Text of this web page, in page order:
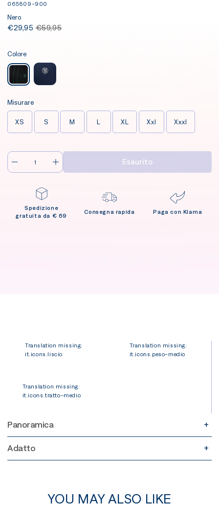
065809-900
Nero
€29,95 €59,95
Colore
Misurare
XS S M L XL Xxl Xxxl
Esaurito
Spedizione
gratuita da € 69
Consegna rapida Paga con Klarna
Translation missing:
it.icons.liscio
Translation missing:
it.icons.peso-medio
Translation missing:
it.icons.tratto-medio
Panoramica
Adatto
YOU MAY ALSO LIKE